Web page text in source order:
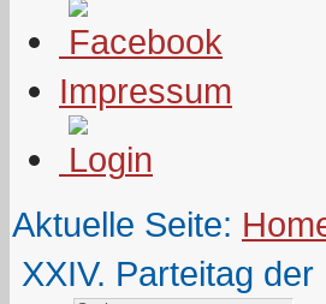
Impressum
Aktuelle Seite:
XXIV. Parteitag der